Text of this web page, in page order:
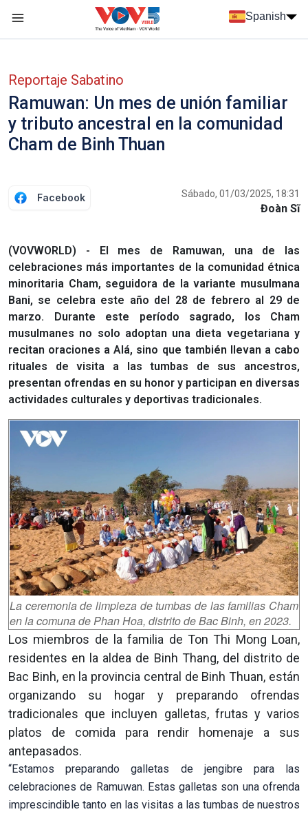
Spanish
Reportaje Sabatino
Ramuwan: Un mes de unión familiar
y tributo ancestral en la comunidad
Cham de Binh Thuan
Facebook Sábado, 01/03/2025, 18:31
Đoàn Sĩ
(VOVWORLD) - El mes de Ramuwan, una de las
celebraciones más importantes de la comunidad étnica
minoritaria Cham, seguidora de la variante musulmana
Bani, se celebra este año del 28 de febrero al 29 de
marzo. Durante este período sagrado, los Cham
musulmanes no solo adoptan una dieta vegetariana y
recitan oraciones a Alá, sino que también llevan a cabo
rituales de visita a las tumbas de sus ancestros,
presentan ofrendas en su honor y participan en diversas
actividades culturales y deportivas tradicionales.
La ceremonia de limpieza de tumbas de las familias Cham
en la comuna de Phan Hoa, distrito de Bac Binh, en 2023.
Los miembros de la familia de Ton Thi Mong Loan,
residentes en la aldea de Binh Thang, del distrito de
Bac Binh, en la provincia central de Binh Thuan, están
organizando su hogar y preparando ofrendas
tradicionales que incluyen galletas, frutas y varios
platos de comida para rendir homenaje a sus
antepasados.
“Estamos preparando galletas de jengibre para las
celebraciones de Ramuwan. Estas galletas son una ofrenda
imprescindible tanto en las visitas a las tumbas de nuestros